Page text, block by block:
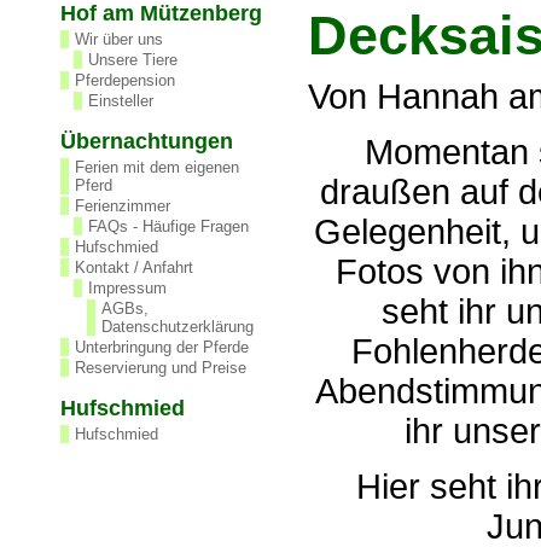
Hof am Mützenberg
Wir über uns
Unsere Tiere
Pferdepension
Einsteller
Übernachtungen
Ferien mit dem eigenen
Pferd
Ferienzimmer
FAQs - Häufige Fragen
Hufschmied
Kontakt / Anfahrt
Impressum
AGBs,
Datenschutzerklärung
Unterbringung der Pferde
Reservierung und Preise
Hufschmied
Hufschmied
Von Hannah
draußen auf
Gelegenheit,
Fotos von
seht ihr
ihr
Hier seht